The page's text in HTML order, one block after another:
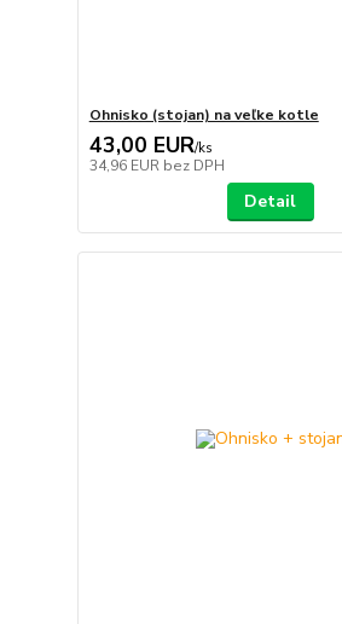
Ohnisko (stojan) na veľke kotle
43,00 EUR/ks
34,96 EUR bez DPH
Detail